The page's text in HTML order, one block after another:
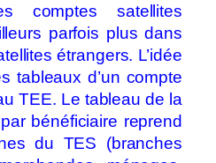
comptes satellites
parfois plus dans
étrangers. L’idée
tableaux d’un compte
TEE. Le tableau de la
bénéficiaire reprend
du TES (branches